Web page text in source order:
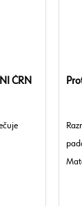
ČRN